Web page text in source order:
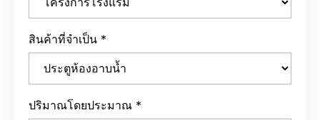
สินค้าที่จำเป็น *
ปริมาณโดยประมาณ *